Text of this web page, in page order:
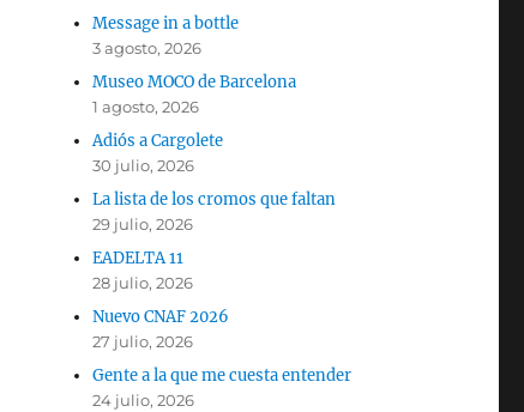
Message in a bottle
3 agosto, 2026
Museo MOCO de Barcelona
1 agosto, 2026
Adiós a Cargolete
30 julio, 2026
La lista de los cromos que faltan
29 julio, 2026
EADELTA 11
28 julio, 2026
Nuevo CNAF 2026
27 julio, 2026
Gente a la que me cuesta entender
24 julio, 2026